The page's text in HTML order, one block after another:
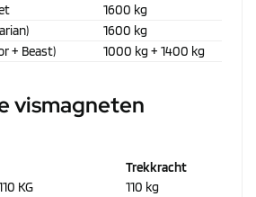
1600 kg
1600 kg
+ Beast)
1000 kg + 1400 kg
vismagneten
Trekkracht
KG
110 kg